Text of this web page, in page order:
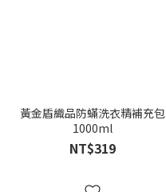
黃金盾織品防蟎洗衣精補充包
1000ml
NT$319